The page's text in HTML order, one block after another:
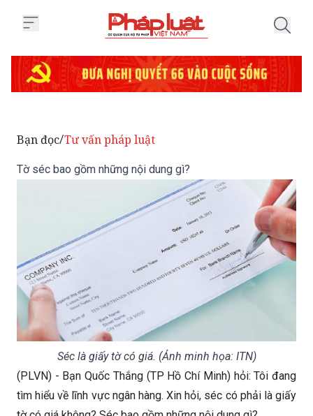
Tờ séc bao gồm những nội dung gì?
Séc là giấy tờ có giá. (Ảnh minh họa: ITN)
(PLVN) - Bạn Quốc Thắng (TP Hồ Chí Minh) hỏi: Tôi đang
tìm hiểu về lĩnh vực ngân hàng. Xin hỏi, séc có phải là giấy
tờ có giá không? Séc bao gồm những nội dung gì?